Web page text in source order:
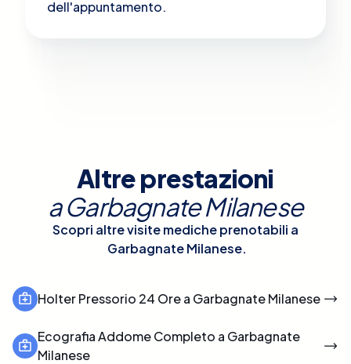
dell'appuntamento.
Altre prestazioni
aGarbagnate Milanese
Scopri altre visite mediche prenotabili a
Garbagnate Milanese.
Holter Pressorio 24 Ore a Garbagnate Milanese
Ecografia Addome Completo a Garbagnate
Milanese